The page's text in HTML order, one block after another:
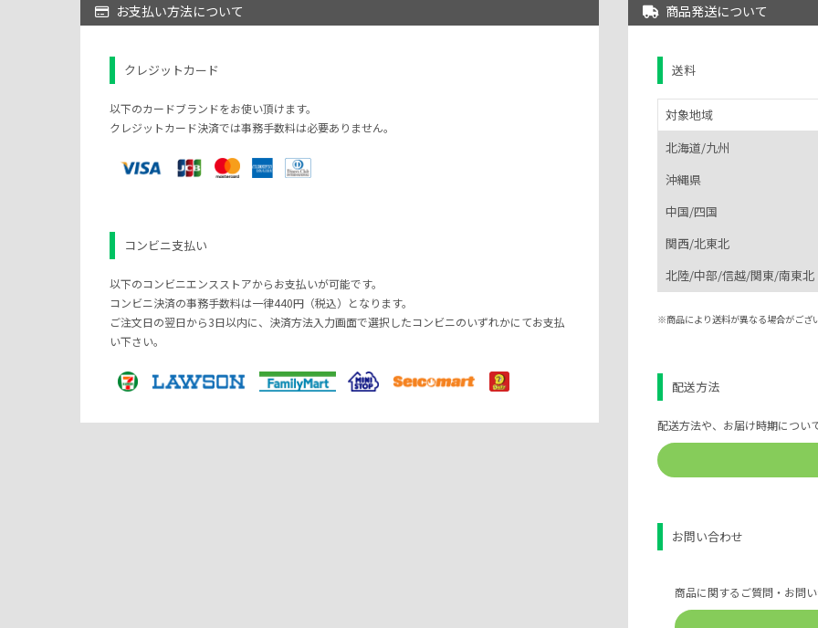
お支払い方法について
クレジットカード
以下のカードブランドをお使い頂けます。
クレジットカード決済では事務手数料は必要ありません。
コンビニ支払い
以下のコンビニエンスストアからお支払いが可能です。
コンビニ決済の事務手数料は一律440円（税込）となります。
ご注文日の翌日から3日以内に、決済方法入力画面で選択したコンビニのいずれかにてお支払
い下さい。
商品発送について
送料
対象地域
北海道/九州
沖縄県
中国/四国
関西/北東北
北陸/中部/信越/関東/南東北
※商品により送料が異なる場合がござ
配送方法
配送方法や、お届け時期につい
お問い合わせ
商品に関するご質問・お問